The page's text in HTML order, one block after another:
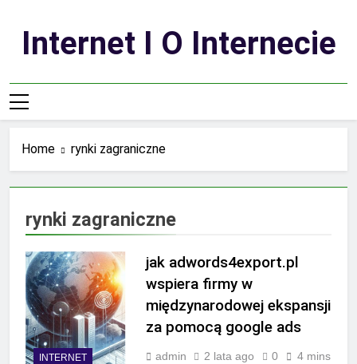
contentInternet I O Internecie
Home rynki zagraniczne
rynki zagraniczne
INTERNET
jak adwords4export.pl
wspiera firmy w
międzynarodowej ekspansji
za pomocą google ads
admin 2 lata ago 0 4 mins